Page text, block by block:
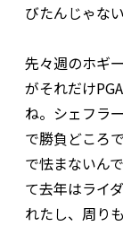
びたんじゃな
先々週のホギ
がそれだけ
ね。シェフラ
で勝負どころ
で怯まないん
て去年はライ
れたし、周り